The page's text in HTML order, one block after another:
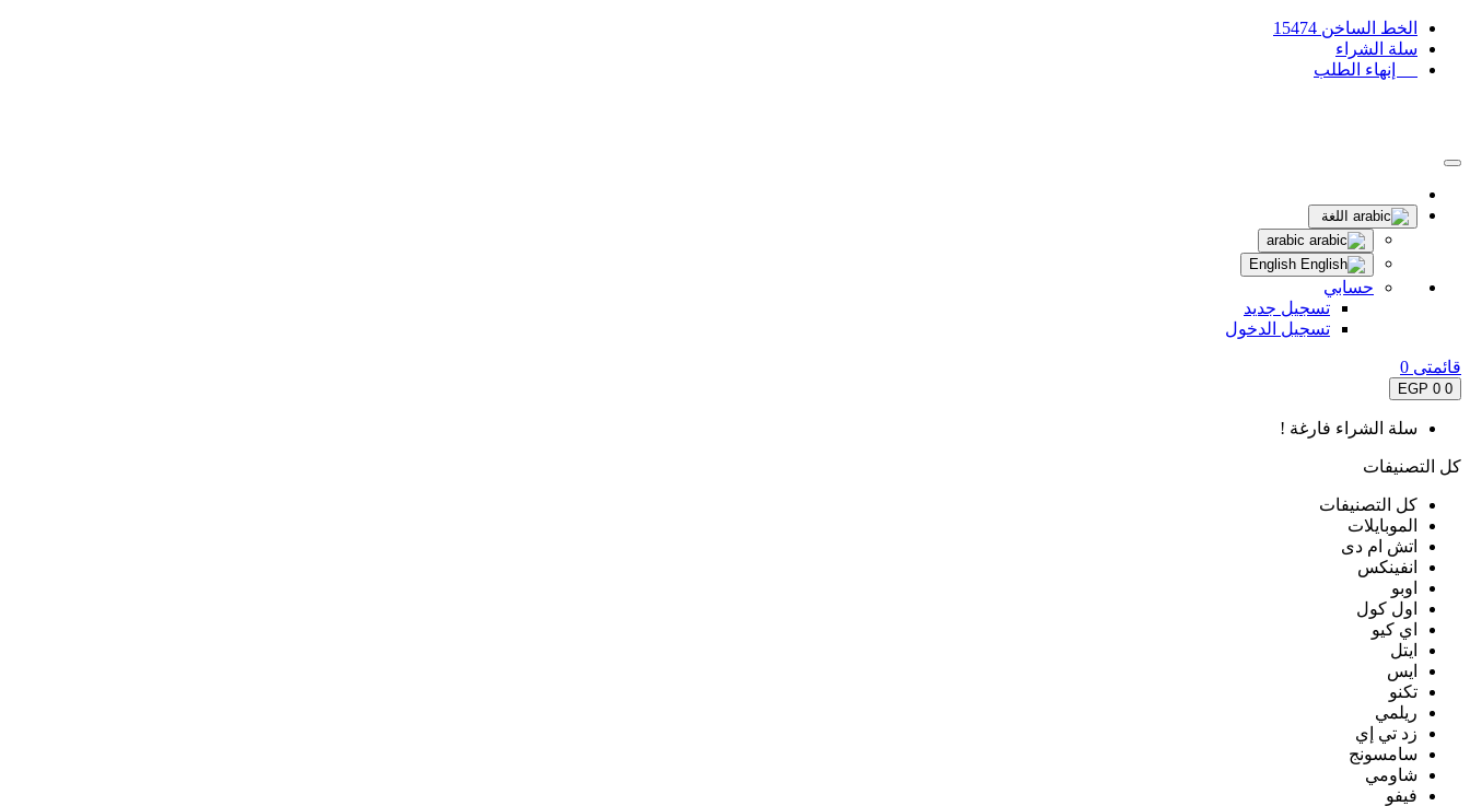
الخط الساخن 15474
سلة الشراء
إنهاء الطلب
اللغة
حسابي
تسجيل جديد
تسجيل الدخول
قائمتى 0
0
0 EGP
سلة الشراء فارغة !
كل التصنيفات
كل التصنيفات
الموبايلات
اتش ام دى
انفينكس
اوبو
اول كول
اي كيو
ايتل
ايس
تكنو
ريلمي
زد تي إي
سامسونج
شاومي
فيفو